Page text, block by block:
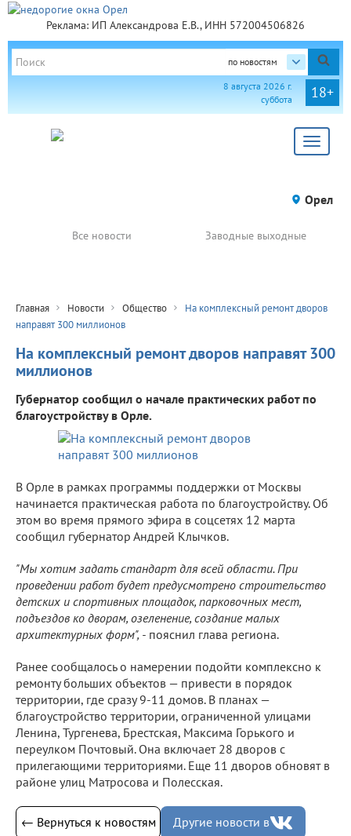
Реклама: ИП Александрова Е.В., ИНН 572004506826
по новостям
18+
8 августа 2026 г.
суббота
Toggle
Орел
Все новости Заводные выходные
Главная Новости Общество
На комплексный ремонт дворов
направят 300 миллионов
На комплексный ремонт дворов направят 300
миллионов
Губернатор сообщил о начале практических работ по
благоустройству в Орле.
В Орле в рамках программы поддержки от Москвы
начинается практическая работа по благоустройству. Об
этом во время прямого эфира в соцсетях 12 марта
сообщил губернатор Андрей Клычков.
"Мы хотим задать стандарт для всей области. При
проведении работ будет предусмотрено строительство
детских и спортивных площадок, парковочных мест,
подъездов ко дворам, озеленение, создание малых
архитектурных форм", - пояснил глава региона.
Ранее сообщалось о намерении подойти комплексно к
ремонту больших объектов — привести в порядок
территории, где сразу 9-11 домов. В планах —
благоустройство территории, ограниченной улицами
Ленина, Тургенева, Брестская, Максима Горького и
переулком Почтовый. Она включает 28 дворов с
прилегающими территориями. Еще 11 дворов обновят в
районе улиц Матросова и Полесская.
← Вернуться к новостям Другие новости в